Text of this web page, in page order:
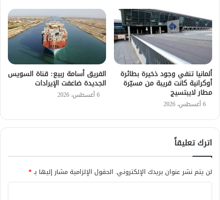
ألمانيا تنفي وجود ذخيرة بطائرة
أوكرانية كانت قريبة من مسيّرة
مطار لايبتسيج
6 أغسطس، 2026
الفريق أسامة ربيع: قناة السويس
الجديدة ضاعفت الإيرادات
6 أغسطس، 2026
اترك تعليقاً
لن يتم نشر عنوان بريدك الإلكتروني. الحقول الإلزامية مشار إليها بـ*